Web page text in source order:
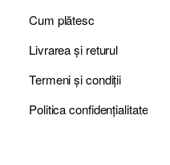
Cum plătesc
Livrarea și returul
Termeni și condiții
Politica confidențialitate